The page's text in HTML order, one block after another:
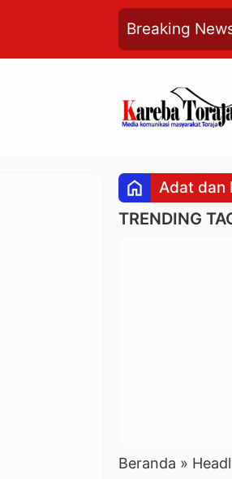
Breaking
home Adat dan
TRENDING
Beranda »